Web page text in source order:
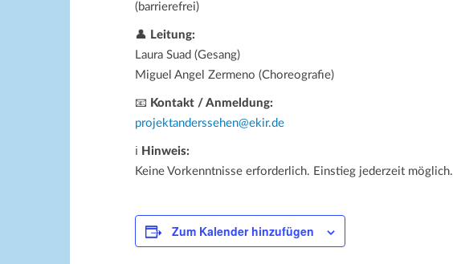
(barrierefrei)
👤 Leitung:
Laura Suad (Gesang)
Miguel Angel Zermeno (Choreografie)
📧 Kontakt / Anmeldung:
projektanderssehen@ekir.de
ℹ Hinweis:
Keine Vorkenntnisse erforderlich. Einstieg jederzeit möglich.
Zum Kalender hinzufügen